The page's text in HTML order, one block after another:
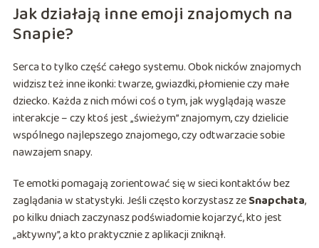
Jak działają inne emoji znajomych na
Snapie?
Serca to tylko część całego systemu. Obok nicków znajomych
widzisz też inne ikonki: twarze, gwiazdki, płomienie czy małe
dziecko. Każda z nich mówi coś o tym, jak wyglądają wasze
interakcje – czy ktoś jest „świeżym” znajomym, czy dzielicie
wspólnego najlepszego znajomego, czy odtwarzacie sobie
nawzajem snapy.
Te emotki pomagają zorientować się w sieci kontaktów bez
zaglądania w statystyki. Jeśli często korzystasz zeSnapchata,
po kilku dniach zaczynasz podświadomie kojarzyć, kto jest
„aktywny”, a kto praktycznie z aplikacji zniknął.